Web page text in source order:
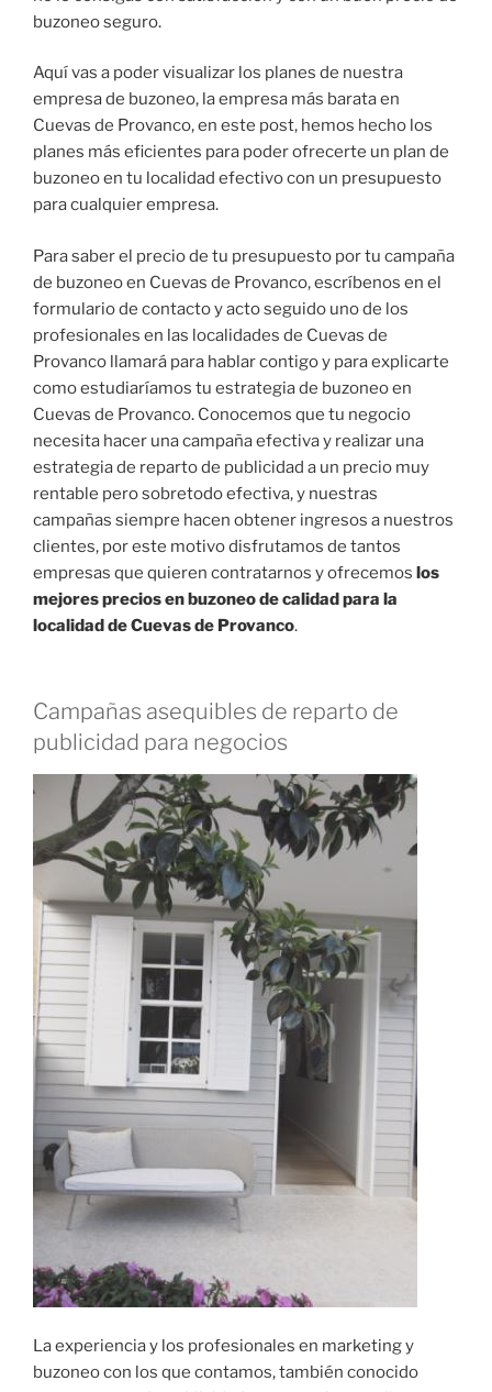
buzoneo seguro.
Aquí vas a poder visualizar los planes de nuestra
empresa de buzoneo, la empresa más barata en
Cuevas de Provanco, en este post, hemos hecho los
planes más eficientes para poder ofrecerte un plan de
buzoneo en tu localidad efectivo con un presupuesto
para cualquier empresa.
Para saber el precio de tu presupuesto por tu campaña
de buzoneo en Cuevas de Provanco, escríbenos en el
formulario de contacto y acto seguido uno de los
profesionales en las localidades de Cuevas de
Provanco llamará para hablar contigo y para explicarte
como estudiaríamos tu estrategia de buzoneo en
Cuevas de Provanco. Conocemos que tu negocio
necesita hacer una campaña efectiva y realizar una
estrategia de reparto de publicidad a un precio muy
rentable pero sobretodo efectiva, y nuestras
campañas siempre hacen obtener ingresos a nuestros
clientes, por este motivo disfrutamos de tantos
empresas que quieren contratarnos y ofrecemos los
mejores precios en buzoneo de calidad para la
localidad de Cuevas de Provanco.
Campañas asequibles de reparto de
publicidad para negocios
La experiencia y los profesionales en marketing y
buzoneo con los que contamos, también conocido